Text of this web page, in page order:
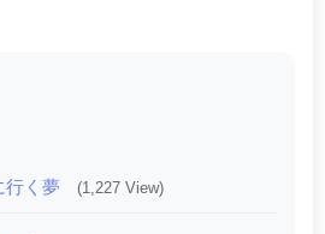
行く夢 (1,227 View)